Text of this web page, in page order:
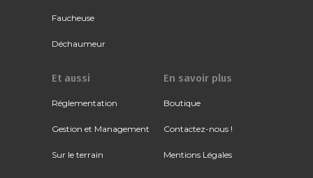
Faucheuse
Déchaumeur
Et aussi
Réglementation
Gestion et Management
Sur le terrain
En savoir plus
Boutique
Contactez-nous !
Mentions Légales